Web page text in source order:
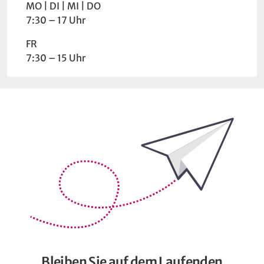
Wochentag Uhrzeit
MO DI MI
DO
7:30 – 17 Uhr
FR
7:30 – 15 Uhr